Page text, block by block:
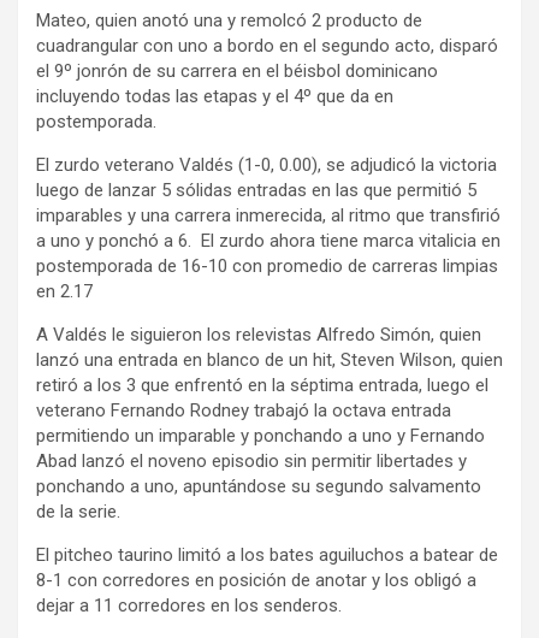
Mateo, quien anotó una y remolcó 2 producto de
cuadrangular con uno a bordo en el segundo acto, disparó
el 9º jonrón de su carrera en el béisbol dominicano
incluyendo todas las etapas y el 4º que da en
postemporada.
El zurdo veterano Valdés (1-0, 0.00), se adjudicó la victoria
luego de lanzar 5 sólidas entradas en las que permitió 5
imparables y una carrera inmerecida, al ritmo que transfirió
a uno y ponchó a 6. El zurdo ahora tiene marca vitalicia en
postemporada de 16-10 con promedio de carreras limpias
en 2.17
A Valdés le siguieron los relevistas Alfredo Simón, quien
lanzó una entrada en blanco de un hit, Steven Wilson, quien
retiró a los 3 que enfrentó en la séptima entrada, luego el
veterano Fernando Rodney trabajó la octava entrada
permitiendo un imparable y ponchando a uno y Fernando
Abad lanzó el noveno episodio sin permitir libertades y
ponchando a uno, apuntándose su segundo salvamento
de la serie.
El pitcheo taurino limitó a los bates aguiluchos a batear de
8-1 con corredores en posición de anotar y los obligó a
dejar a 11 corredores en los senderos.